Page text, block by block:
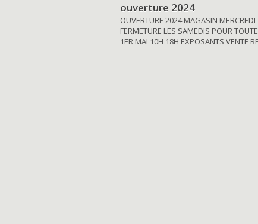
ouverture 2024
OUVERTURE 2024 MAGASIN
FERMETURE LES SAMEDIS POUR
1ER MAI 10H 18H EXPOSANTS VENTE